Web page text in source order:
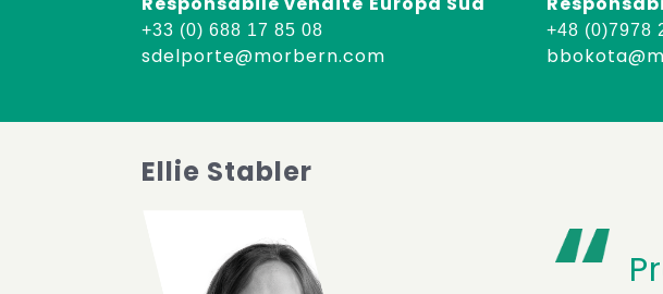
+33 (0) 688 17 85 08
sdelporte@morbern.com
+48 (0)7978
Ellie Stabler